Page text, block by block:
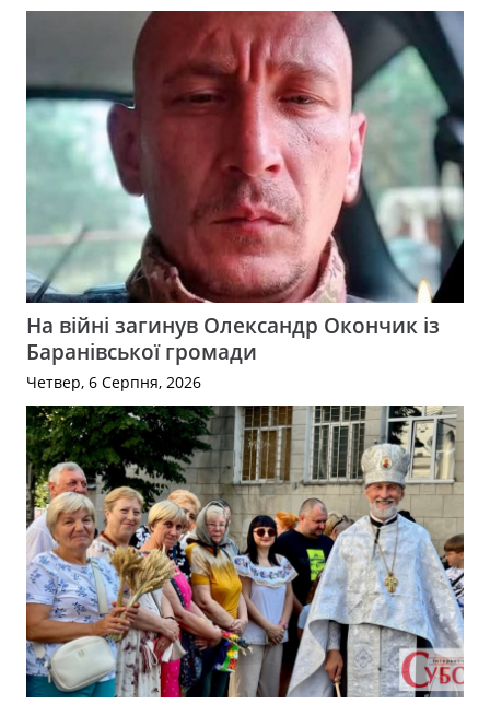
На війні загинув Олександр Окончик із
Баранівської громади
Четвер, 6 Серпня, 2026